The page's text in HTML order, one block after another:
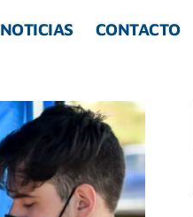
NOTICIAS CONTACTO